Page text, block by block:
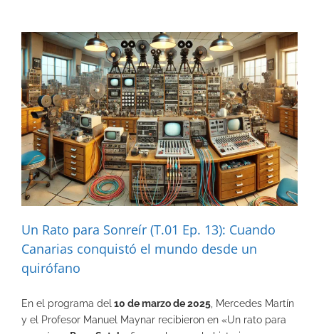
Un Rato para Sonreír (T.01 Ep. 13): Cuando
Canarias conquistó el mundo desde un
quirófano
En el programa del 10 de marzo de 2025 , Mercedes Martín
y el Profesor Manuel Maynar recibieron en «Un rato para